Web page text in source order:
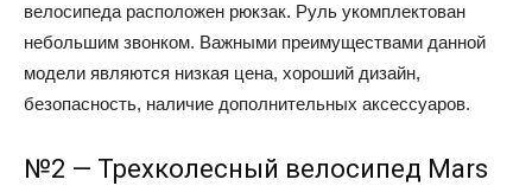
велосипеда расположен рюкзак. Руль укомплектован
небольшим звонком. Важными преимуществами данной
модели являются низкая цена, хороший дизайн,
безопасность, наличие дополнительных аксессуаров.
№2 — Трехколесный велосипед Mars